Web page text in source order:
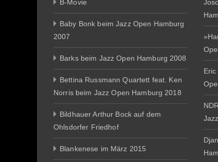
B-Movie
Baby Bonk beim Jazz Open Hamburg
2007
Barks beim Jazz Open Hamburg 2008
Bettina Russmann Quartett feat. Ken
Norris beim Jazz Open Hamburg 2018
Bildhauer Arthur Bock auf dem
Ohlsdorfer Friedhof
Blankenese im März 2015